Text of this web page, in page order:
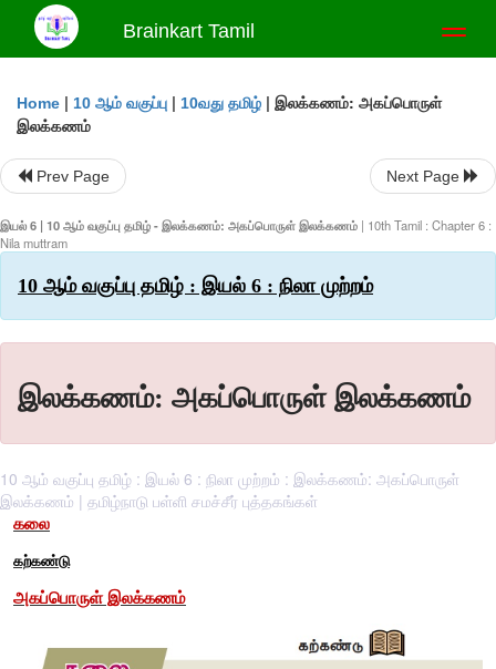
Brainkart Tamil
Home | 10 ஆம் வகுப்பு | 10வது தமிழ் | இலக்கணம்: அகப்பொருள்
இலக்கணம்
Prev Page Next Page
இயல் 6 | 10 ஆம் வகுப்பு தமிழ் - இலக்கணம்: அகப்பொருள் இலக்கணம் | 10th Tamil : Chapter 6 :
Nila muttram
10 ஆம் வகுப்பு தமிழ் : இயல் 6 : நிலா முற்றம்
இலக்கணம்: அகப்பொருள் இலக்கணம்
10 ஆம் வகுப்பு தமிழ் : இயல் 6 : நிலா முற்றம் : இலக்கணம்: அகப்பொருள்
இலக்கணம் | தமிழ்நாடு பள்ளி சமச்சீர் புத்தகங்கள்
கலை